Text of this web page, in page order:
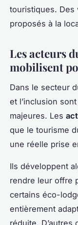
touristiques. Des
proposés à la
Les acteurs
mobilisent
Dans le secteur
et l’inclusion
majeures. Les
que le tourisme
une réelle prise
Ils développent
rendre leur offre
certains éco-
entièrement
réduite.